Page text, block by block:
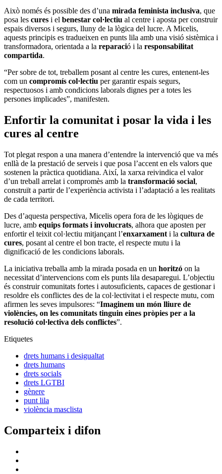
Això només és possible des d’una mirada feminista inclusiva, que
posa les cures i el benestar col·lectiu al centre i aposta per construir
espais diversos i segurs, lluny de la lògica del lucre. A Micelis,
aquests principis es tradueixen en punts lila amb una visió sistèmica i
transformadora, orientada a la reparació i la responsabilitat
compartida.
“Per sobre de tot, treballem posant al centre les cures, entenent-les
com un compromís col·lectiu per garantir espais segurs,
respectuosos i amb condicions laborals dignes per a totes les
persones implicades”, manifesten.
Enfortir la comunitat i posar la vida i les
cures al centre
Tot plegat respon a una manera d’entendre la intervenció que va més
enllà de la prestació de serveis i que posa l’accent en els valors que
sostenen la pràctica quotidiana. Així, la xarxa reivindica el valor
d’un treball arrelat i compromès amb la transformació social,
construït a partir de l’experiència activista i l’adaptació a les realitats
de cada territori.
Des d’aquesta perspectiva, Micelis opera fora de les lògiques de
lucre, amb equips formats i involucrats, alhora que aposten per
enfortir el teixit col·lectiu mitjançant l’enxarxament i la cultura de
cures, posant al centre el bon tracte, el respecte mutu i la
dignificació de les condicions laborals.
La iniciativa treballa amb la mirada posada en un horitzó on la
necessitat d’intervencions com els punts lila desaparegui. L’objectiu
és construir comunitats fortes i autosuficients, capaces de gestionar i
resoldre els conflictes des de la col·lectivitat i el respecte mutu, com
afirmen les seves impulsores: “Imaginem un món lliure de
violències, on les comunitats tinguin eines pròpies per a la
resolució col·lectiva dels conflictes”.
Etiquetes
drets humans i desigualtat
drets humans
drets socials
drets LGTBI
gènere
punt lila
violència masclista
Comparteix i difon